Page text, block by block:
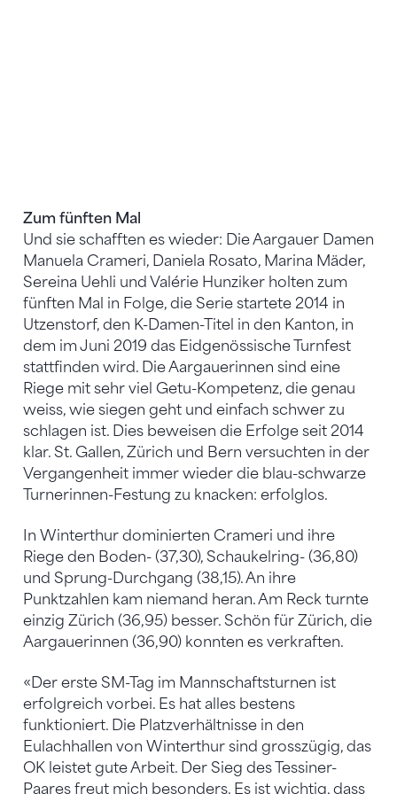
Zum fünften Mal
Und sie schafften es wieder: Die Aargauer Damen
Manuela Crameri, Daniela Rosato, Marina Mäder,
Sereina Uehli und Valérie Hunziker holten zum
fünften Mal in Folge, die Serie startete 2014 in
Utzenstorf, den K-Damen-Titel in den Kanton, in
dem im Juni 2019 das Eidgenössische Turnfest
stattfinden wird. Die Aargauerinnen sind eine
Riege mit sehr viel Getu-Kompetenz, die genau
weiss, wie siegen geht und einfach schwer zu
schlagen ist. Dies beweisen die Erfolge seit 2014
klar. St. Gallen, Zürich und Bern versuchten in der
Vergangenheit immer wieder die blau-schwarze
Turnerinnen-Festung zu knacken: erfolglos.
In Winterthur dominierten Crameri und ihre
Riege den Boden- (37,30), Schaukelring- (36,80)
und Sprung-Durchgang (38,15). An ihre
Punktzahlen kam niemand heran. Am Reck turnte
einzig Zürich (36,95) besser. Schön für Zürich, die
Aargauerinnen (36,90) konnten es verkraften.
«Der erste SM-Tag im Mannschaftsturnen ist
erfolgreich vorbei. Es hat alles bestens
funktioniert. Die Platzverhältnisse in den
Eulachhallen von Winterthur sind grosszügig, das
OK leistet gute Arbeit. Der Sieg des Tessiner-
Paares freut mich besonders. Es ist wichtig, dass